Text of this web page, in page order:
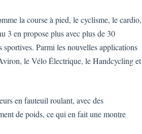
la course à pied, le cyclisme, le cardio,
3 en propose plus avec plus de 30
Parmi les nouvelles applications
le Vélo Électrique, le Handcycling et
en fauteuil roulant, avec des
de poids, ce qui en fait une montre